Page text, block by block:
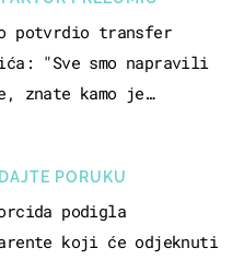
potvrdio transfer
"Sve smo napravili
znate kamo je
PORUKU
podigla
koji će odjeknuti